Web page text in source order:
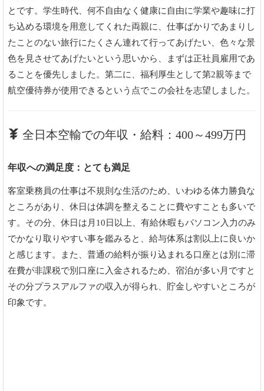
とです。学生時代、何不自由なく健康に自由に学業や趣味に打
ち込める環境を用意してくれた両親に、仕事ばかりであまりし
たことのない旅行にたくさん連れて行ってあげたい、色々な景
色を見させてあげたいという思いから、まずは正社員雇用であ
ることを優先しました。第二に、福利厚生として第2親等まで
航空優待券が使用できるという点でこの会社を志望しました。
全日本空輸での年収・給料：400～499万円
年収への満足度：とても満足
客室乗務員の仕事は不規則な生活のため、いわゆる体力勝負な
ところがあり、休日は体調を整えることに費やすことも多いで
す。その分、休日は月10日以上、有給休暇もパソコン入力のみ
でかなり取りやすい事を鑑みると、給与体系は割以上に良いか
と感じます。また、普通の給料が振り込まれる口座とは別に滞
在費が非課税で別口座に入金されるため、宿泊が多い月ですと
その分プラスアルファの収入が得られ、貯金しやすいところが
印象です。